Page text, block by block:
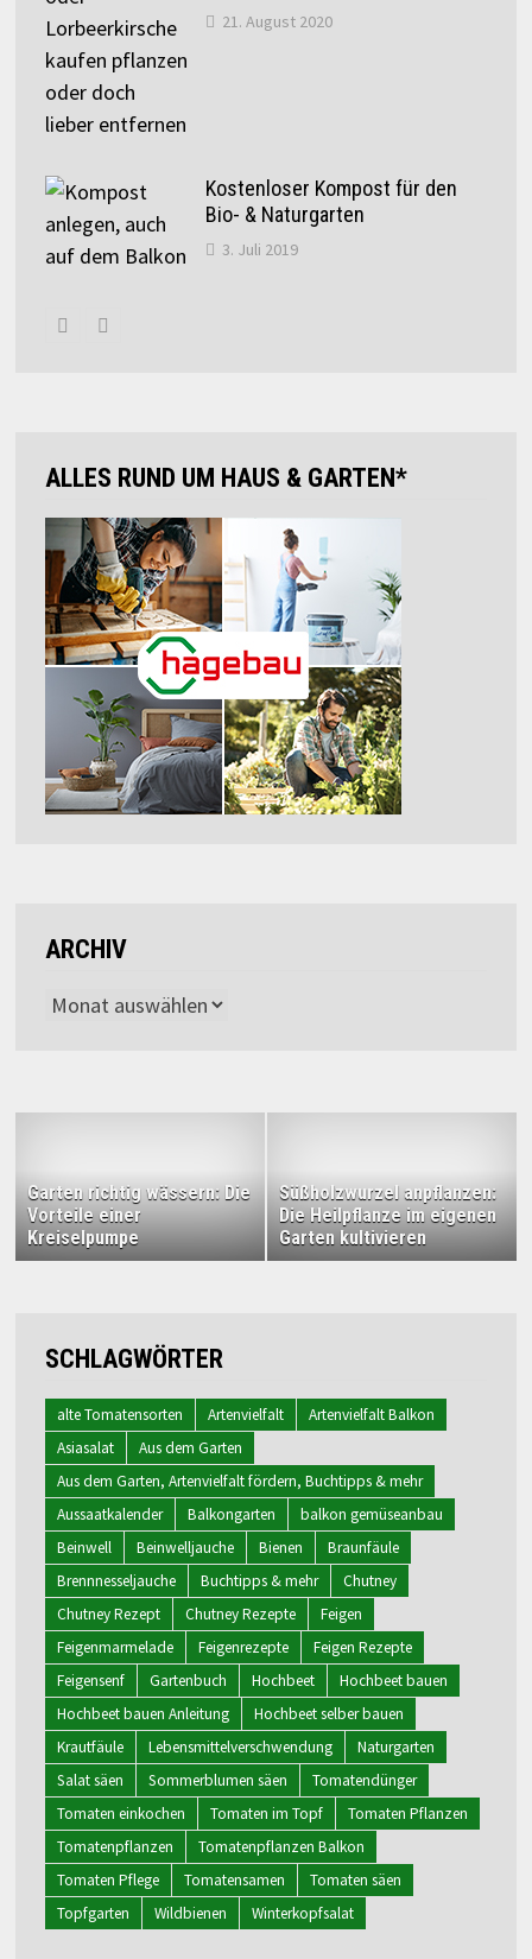
21. August 2020
Kostenloser Kompost für den
Bio- & Naturgarten
3. Juli 2019
ALLES RUND UM HAUS & GARTEN*
ARCHIV
Archiv
Garten richtig wässern: Die
Vorteile einer
Kreiselpumpe
Süßholzwurzel anpflanzen:
Die Heilpflanze im eigenen
Garten kultivieren
SCHLAGWÖRTER
alte Tomatensorten Artenvielfalt
Artenvielfalt Balkon
Asiasalat
Aus dem Garten
Aus dem Garten, Artenvielfalt fördern, Buchtipps & mehr
Aussaatkalender
Balkongarten
balkon gemüseanbau
Beinwell
Beinwelljauche Bienen
Braunfäule
Brennnesseljauche
Buchtipps & mehr
Chutney
Chutney Rezept
Chutney Rezepte
Feigen
Feigenmarmelade
Feigenrezepte
Feigen Rezepte
Feigensenf
Gartenbuch Hochbeet
Hochbeet bauen
Hochbeet bauen Anleitung
Hochbeet selber bauen
Krautfäule
Lebensmittelverschwendung
Naturgarten
Salat säen
Sommerblumen säen
Tomatendünger
Tomaten einkochen
Tomaten im Topf
Tomaten Pflanzen
Tomatenpflanzen
Tomatenpflanzen Balkon
Tomaten Pflege
Tomatensamen
Tomaten säen
Topfgarten
Wildbienen Winterkopfsalat